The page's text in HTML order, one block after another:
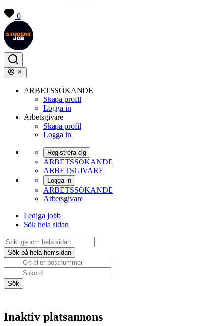
0
ARBETSSÖKANDE
Skapa profil
Logga in
Arbetsgivare
Skapa profil
Logga in
Registrera dig
ARBETSSÖKANDE
ARBETSGIVARE
Logga in
ARBETSSÖKANDE
Arbetsgivare
Lediga jobb
Sök hela sidan
Inaktiv platsannons